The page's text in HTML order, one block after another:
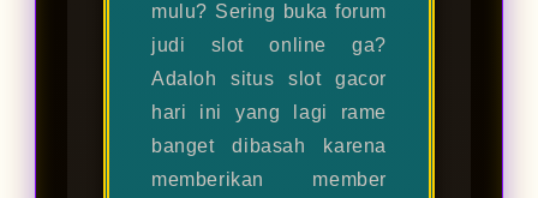
mulu? Sering buka forum
judi slot online ga?
Adaloh situs slot gacor
hari ini yang lagi rame
banget dibasah karena
memberikan member